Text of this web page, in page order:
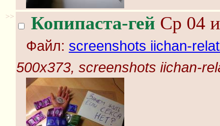
>> Копипаста-гей Ср 04
Файл: screenshots iichan-
500x373, screenshots iichan-